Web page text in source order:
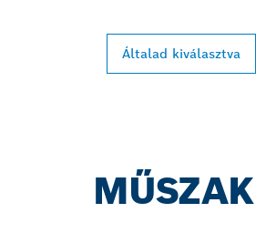
Általad kiválasztva